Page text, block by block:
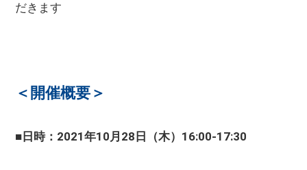
だきます
＜開催概要＞
■日時：2021年10月28日（木）16:00-17:30